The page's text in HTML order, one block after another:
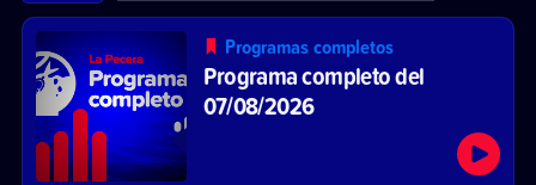
Programas completos
Programa completo del
07/08/2026